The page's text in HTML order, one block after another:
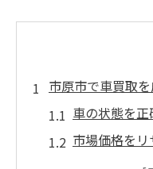
市原市で車買取
車の状態を
市場価格を